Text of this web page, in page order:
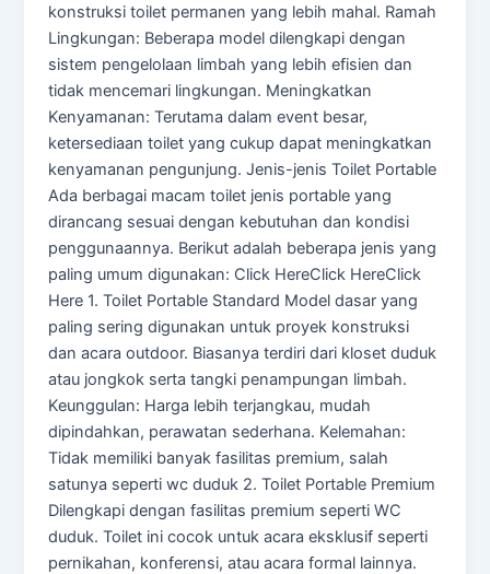
konstruksi toilet permanen yang lebih mahal. Ramah
Lingkungan: Beberapa model dilengkapi dengan
sistem pengelolaan limbah yang lebih efisien dan
tidak mencemari lingkungan. Meningkatkan
Kenyamanan: Terutama dalam event besar,
ketersediaan toilet yang cukup dapat meningkatkan
kenyamanan pengunjung. Jenis-jenis Toilet Portable
Ada berbagai macam toilet jenis portable yang
dirancang sesuai dengan kebutuhan dan kondisi
penggunaannya. Berikut adalah beberapa jenis yang
paling umum digunakan: Click HereClick HereClick
Here 1. Toilet Portable Standard Model dasar yang
paling sering digunakan untuk proyek konstruksi
dan acara outdoor. Biasanya terdiri dari kloset duduk
atau jongkok serta tangki penampungan limbah.
Keunggulan: Harga lebih terjangkau, mudah
dipindahkan, perawatan sederhana. Kelemahan:
Tidak memiliki banyak fasilitas premium, salah
satunya seperti wc duduk 2. Toilet Portable Premium
Dilengkapi dengan fasilitas premium seperti WC
duduk. Toilet ini cocok untuk acara eksklusif seperti
pernikahan, konferensi, atau acara formal lainnya.